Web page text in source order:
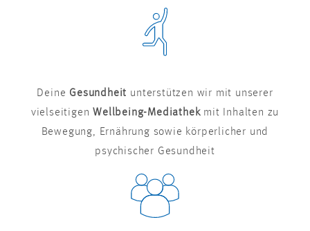
Deine Gesundheit unterstützen wir mit unserer
vielseitigenWellbeing-Mediathekmit Inhalten zu
Bewegung, Ernährung sowie körperlicher und
psychischer Gesundheit